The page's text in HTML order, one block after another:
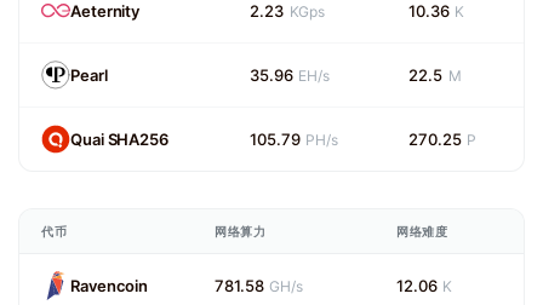
Aeternity 2.23 KGps 10.36 K
Pearl 35.96 EH/s 22.5 M
Quai SHA256 105.79 PH/s 270.25 P
代币 网络算力 网络难度
Ravencoin 781.58 GH/s 12.06 K